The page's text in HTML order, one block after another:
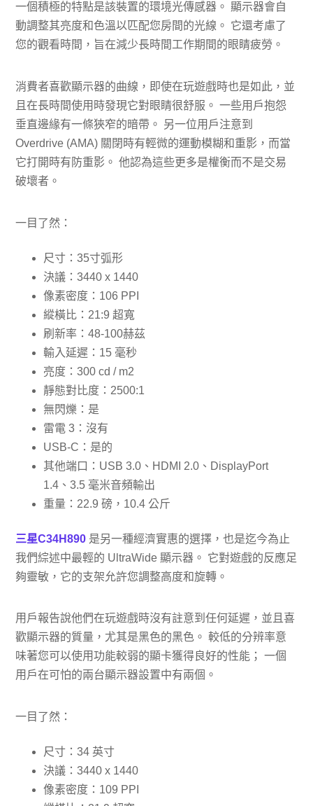
一個積極的特點是該裝置的環境光傳感器。 顯示器會自
動調整其亮度和色溫以匹配您房間的光線。 它還考慮了
您的觀看時間，旨在減少長時間工作期間的眼睛疲勞。
消費者喜歡顯示器的曲線，即使在玩遊戲時也是如此，並
且在長時間使用時發現它對眼睛很舒服。 一些用戶抱怨
垂直邊緣有一條狹窄的暗帶。 另一位用戶注意到
Overdrive (AMA) 關閉時有輕微的運動模糊和重影，而當
它打開時有防重影。 他認為這些更多是權衡而不是交易
破壞者。
一目了然：
尺寸：35寸弧形
決議：3440 x 1440
像素密度：106 PPI
縱橫比：21:9 超寬
刷新率：48-100赫茲
輸入延遲：15 毫秒
亮度：300 cd / m2
靜態對比度：2500:1
無閃爍：是
雷電 3：沒有
USB-C：是的
其他端口：USB 3.0、HDMI 2.0、DisplayPort
1.4、3.5 毫米音頻輸出
重量：22.9 磅，10.4 公斤
三星C34H890 是另一種經濟實惠的選擇，也是迄今為止
我們綜述中最輕的 UltraWide 顯示器。 它對遊戲的反應足
夠靈敏，它的支架允許您調整高度和旋轉。
用戶報告說他們在玩遊戲時沒有註意到任何延遲，並且喜
歡顯示器的質量，尤其是黑色的黑色。 較低的分辨率意
味著您可以使用功能較弱的顯卡獲得良好的性能； 一個
用戶在可怕的兩台顯示器設置中有兩個。
一目了然：
尺寸：34 英寸
決議：3440 x 1440
像素密度：109 PPI